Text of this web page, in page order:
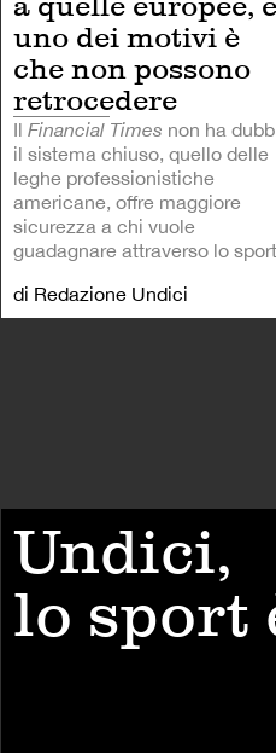
uno dei motivi è
che non possono
retrocedere
Il Financial Times non ha
il sistema chiuso, quello delle
leghe professionistiche
americane, offre maggiore
sicurezza a chi vuole
guadagnare attraverso lo
di Redazione Undici
Undici,
lo sport